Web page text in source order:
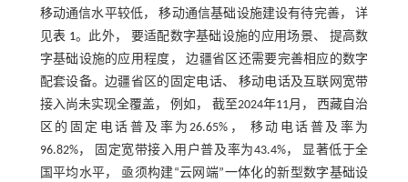
移动通信水平较低， 移动通信基础设施建设有待完善， 详
见表 1。此外， 要适配数字基础设施的应用场景、 提高数
字基础设施的应用程度， 边疆省区还需要完善相应的数字
配套设备。边疆省区的固定电话、 移动电话及互联网宽带
接入尚未实现全覆盖， 例如， 截至2024年11月， 西藏自治
区的固定电话普及率为26.65%， 移动电话普及率为
96.82%， 固定宽带接入用户普及率为43.4%， 显著低于全
国平均水平， 亟须构建“云网端”一体化的新型数字基础设